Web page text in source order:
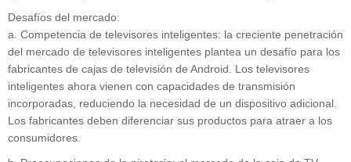
Desafíos del mercado:
a. Competencia de televisores inteligentes: la creciente penetración
del mercado de televisores inteligentes plantea un desafío para los
fabricantes de cajas de televisión de Android. Los televisores
inteligentes ahora vienen con capacidades de transmisión
incorporadas, reduciendo la necesidad de un dispositivo adicional.
Los fabricantes deben diferenciar sus productos para atraer a los
consumidores.